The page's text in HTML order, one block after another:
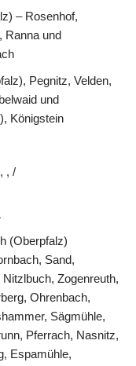
– Rosenhof,
Ranna und
Pegnitz, Velden,
und
Königstein
, /
(Oberpfalz)
Sand,
Zogenreuth,
Ohrenbach,
Sägmühle,
Pferrach, Nasnitz,
Espamühle,